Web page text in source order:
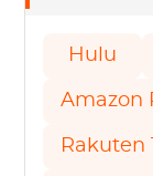
Hulu
Amazon
Rakuten